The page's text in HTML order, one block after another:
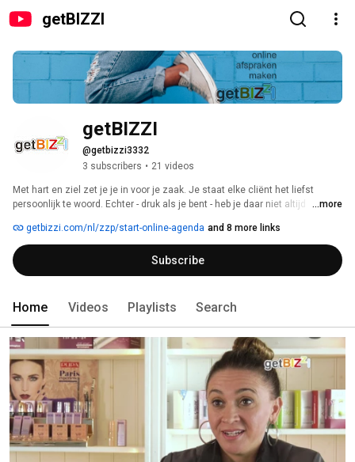
getBIZZI
getBIZZI
@getbizzi3332
3 subscribers • 21 videos
Met hart en ziel zet je je in voor je zaak. Je staat elke cliënt het liefst
persoonlijk te woord. Echter - druk als je bent - heb je daar niet altijd
ontwikkeld.
...more
getbizzi.com/nl/zzp/start-online-agenda and 8 more links
Subscribe
Home Videos Playlists Search